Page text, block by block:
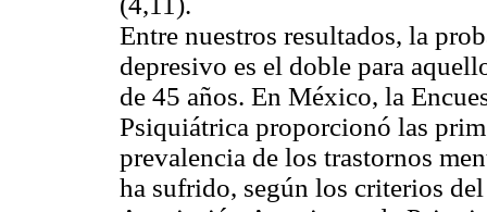
Entre nuestros resultados, la
depresivo es el doble para
de 45 años. En México, la
Psiquiátrica proporcionó las
prevalencia de los trastornos
ha sufrido, según los criterios